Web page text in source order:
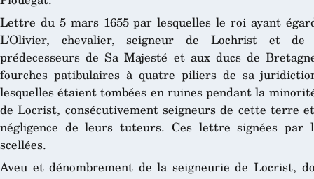
Lettre du 5 mars 1655 par lesquelles le roi ayant
L’Olivier, chevalier, seigneur de Lochrist et de
prédecesseurs de Sa Majesté et aux ducs de
fourches patibulaires à quatre piliers de sa
lesquelles étaient tombées en ruines pendant la
de Locrist, consécutivement seigneurs de cette terre
négligence de leurs tuteurs. Ces lettre signées
scellées.
Aveu et dénombrement de la seigneurie de Locrist,